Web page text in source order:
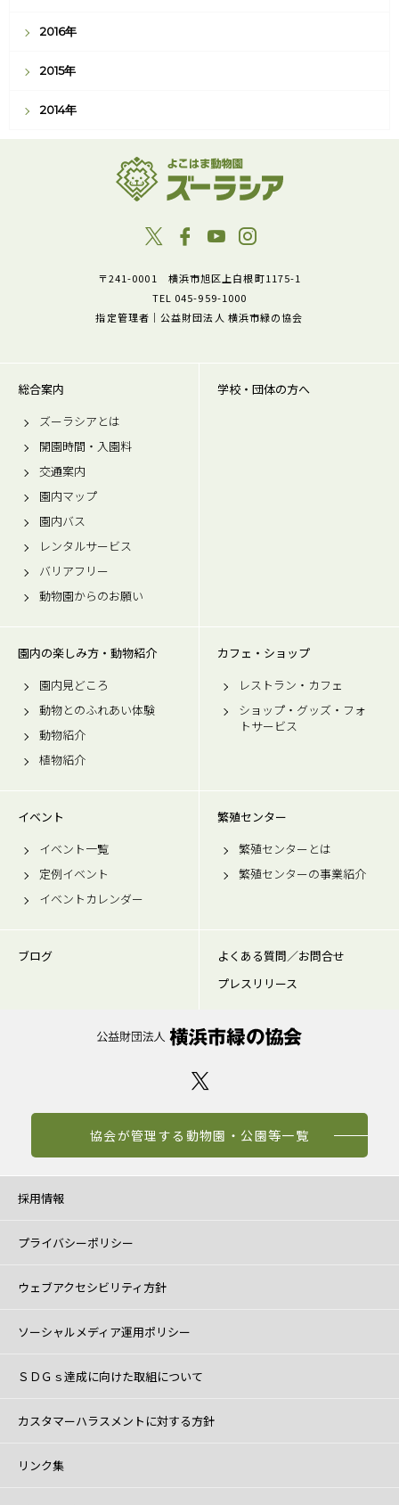
2016年
2015年
2014年
〒241-0001 横浜市旭区上白根町1175-1
TEL 045-959-1000
指定管理者｜公益財団法人 横浜市緑の協会
総合案内
ズーラシアとは
開園時間・入園料
交通案内
園内マップ
園内バス
レンタルサービス
バリアフリー
動物園からのお願い
学校・団体の方へ
園内の楽しみ方・動物紹介
園内見どころ
動物とのふれあい体験
動物紹介
植物紹介
カフェ・ショップ
レストラン・カフェ
ショップ・グッズ・フォ
トサービス
イベント
イベント一覧
定例イベント
イベントカレンダー
繁殖センター
繁殖センターとは
繁殖センターの事業紹介
ブログ
よくある質問／お問合せ
プレスリリース
協会が管理する動物園・公園等一覧
採用情報
プライバシーポリシー
ウェブアクセシビリティ方針
ソーシャルメディア運用ポリシー
ＳＤＧｓ達成に向けた取組について
カスタマーハラスメントに対する方針
リンク集